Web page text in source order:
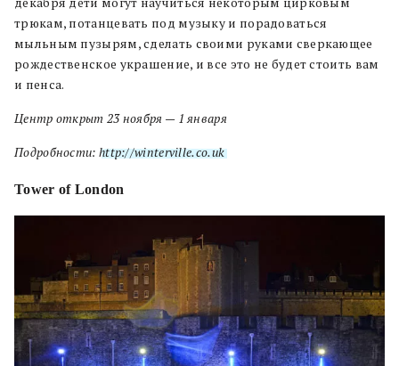
трюкам, потанцевать под музыку и порадоваться
мыльным пузырям, сделать своими руками сверкающее
рождественское украшение, и все это не будет стоить вам
и пенса.
Центр открыт 23 ноября — 1 января
Подробности: http://winterville.co.uk
Tower of London